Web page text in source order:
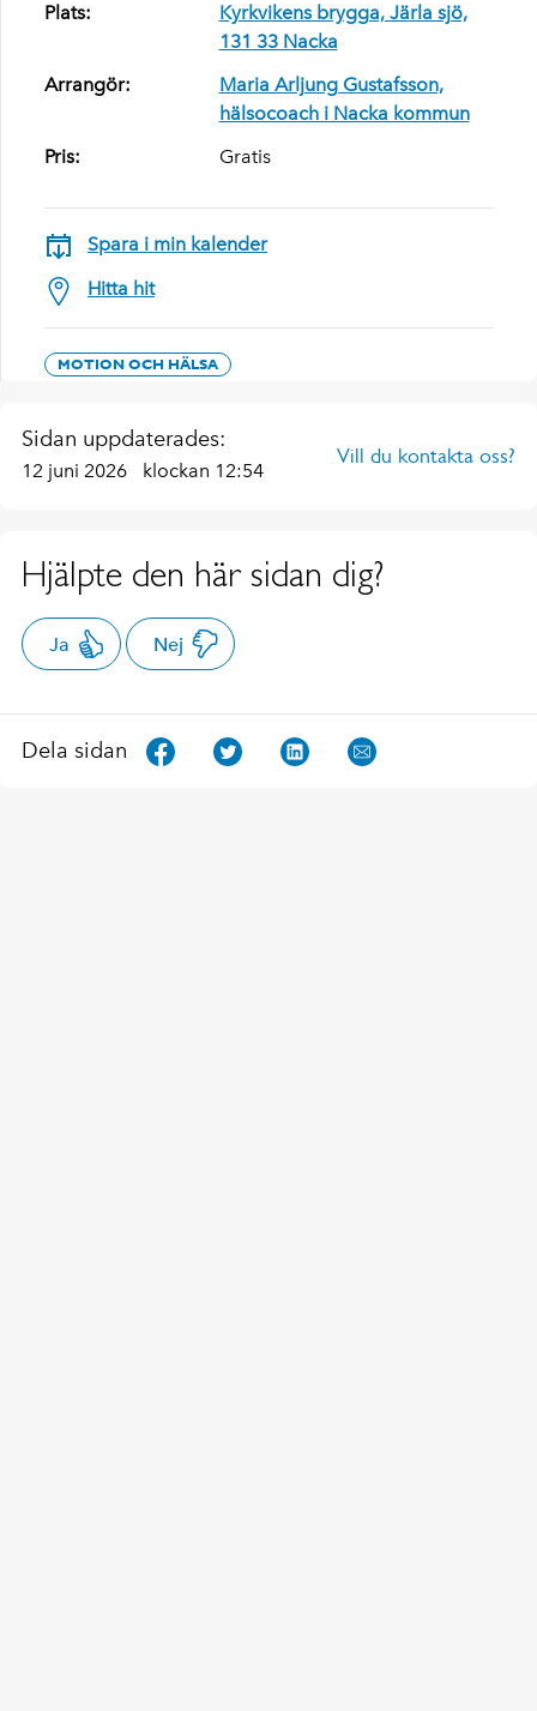
Plats:
Kyrkvikens brygga, Järla sjö,
131 33 Nacka
Arrangör:
Maria Arljung Gustafsson,
hälsocoach i Nacka kommun
Pris:
Gratis
Spara i min kalender
Hitta hit
MOTION OCH HÄLSA
Sidan uppdaterades:
12 juni 2026 klockan 12:54
Vill du kontakta oss?
Hjälpte den här sidan dig?
Ja Nej
Dela sidan